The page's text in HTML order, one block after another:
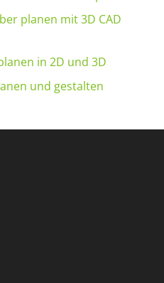
planen mit 3D CAD
in 2D und 3D
und gestalten